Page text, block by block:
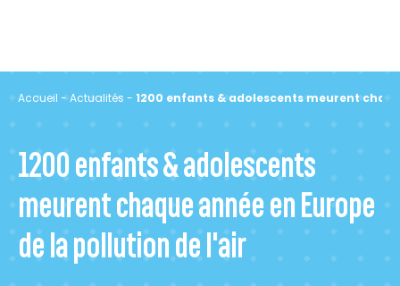
Accueil -Actualités - 1200 enfants & adolescents meurent
1200 enfants & adolescents
meurent chaque année en Europe
de la pollution de l'air